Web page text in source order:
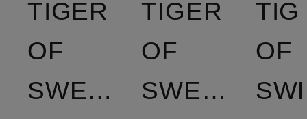
TIGER
OF
SWEDEN
TIGER
OF
SWEDEN
OF